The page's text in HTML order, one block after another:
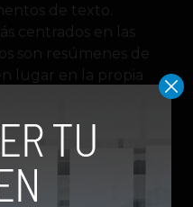
de texto.
centrados en las
son resúmenes de
lugar en la propia
cada vez más
la joven
que sigue